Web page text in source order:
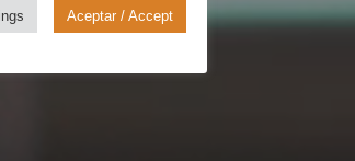
Aceptar / Accept